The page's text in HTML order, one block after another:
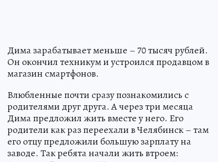
Дима зарабатывает меньше – 70 тысяч рублей.
Он окончил техникум и устроился продавцом в
магазин смартфонов.
Влюбленные почти сразу познакомились с
родителями друг друга. А через три месяца
Дима предложил жить вместе у него. Его
родители как раз переехали в Челябинск – там
его отцу предложили большую зарплату на
заводе. Так ребята начали жить втроем: